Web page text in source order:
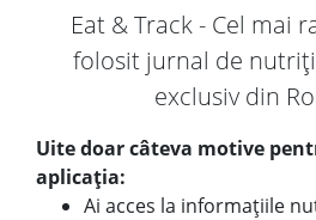
Eat & Track - Cel mai
folosit jurnal de
exclusiv din
Uite doar câteva motive
aplicația:
Ai acces la informațiile